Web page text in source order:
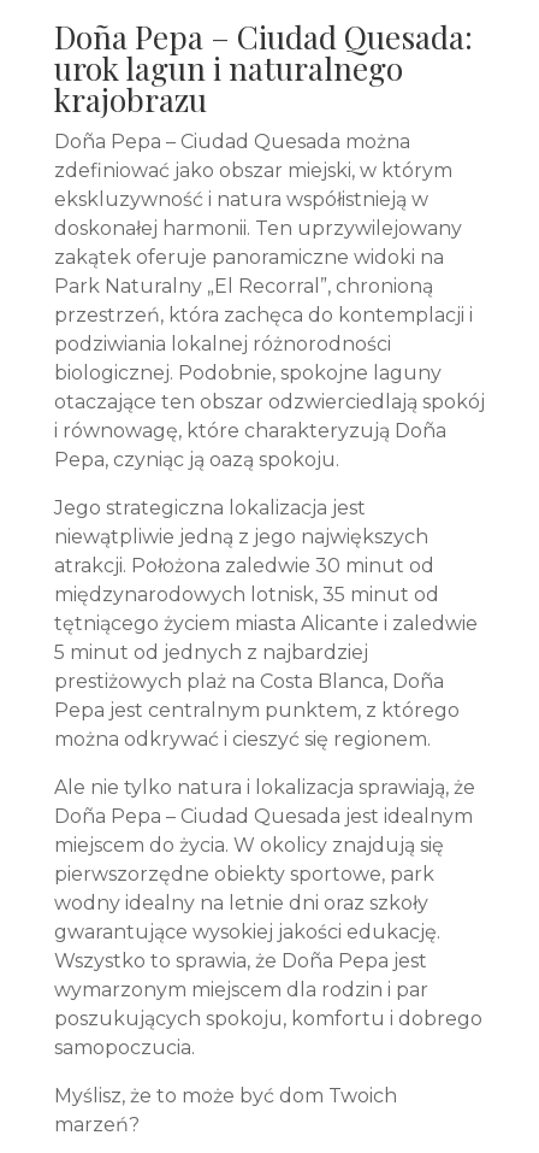
Doña Pepa – Ciudad Quesada:
urok lagun i naturalnego
krajobrazu
Doña Pepa – Ciudad Quesada można
zdefiniować jako obszar miejski, w którym
ekskluzywność i natura współistnieją w
doskonałej harmonii. Ten uprzywilejowany
zakątek oferuje panoramiczne widoki na
Park Naturalny „El Recorral”, chronioną
przestrzeń, która zachęca do kontemplacji i
podziwiania lokalnej różnorodności
biologicznej. Podobnie, spokojne laguny
otaczające ten obszar odzwierciedlają spokój
i równowagę, które charakteryzują Doña
Pepa, czyniąc ją oazą spokoju.
Jego strategiczna lokalizacja jest
niewątpliwie jedną z jego największych
atrakcji. Położona zaledwie 30 minut od
międzynarodowych lotnisk, 35 minut od
tętniącego życiem miasta Alicante i zaledwie
5 minut od jednych z najbardziej
prestiżowych plaż na Costa Blanca, Doña
Pepa jest centralnym punktem, z którego
można odkrywać i cieszyć się regionem.
Ale nie tylko natura i lokalizacja sprawiają, że
Doña Pepa – Ciudad Quesada jest idealnym
miejscem do życia. W okolicy znajdują się
pierwszorzędne obiekty sportowe, park
wodny idealny na letnie dni oraz szkoły
gwarantujące wysokiej jakości edukację.
Wszystko to sprawia, że Doña Pepa jest
wymarzonym miejscem dla rodzin i par
poszukujących spokoju, komfortu i dobrego
samopoczucia.
Myślisz, że to może być dom Twoich
marzeń?